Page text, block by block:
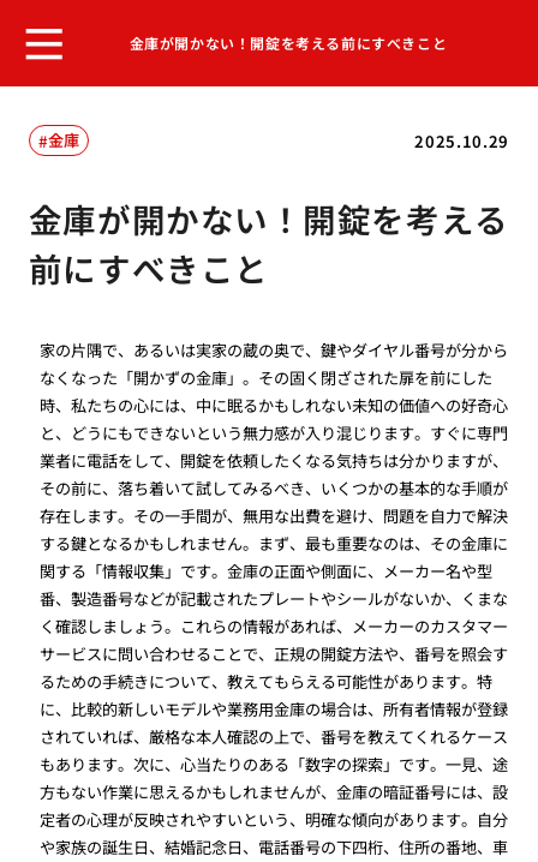
金庫が開かない！開錠を考える前にすべきこと
2025.10.29
金庫
金庫が開かない！開錠を考える
前にすべきこと
家の片隅で、あるいは実家の蔵の奥で、鍵やダイヤル番号が分から
なくなった「開かずの金庫」。その固く閉ざされた扉を前にした
時、私たちの心には、中に眠るかもしれない未知の価値への好奇心
と、どうにもできないという無力感が入り混じります。すぐに専門
業者に電話をして、開錠を依頼したくなる気持ちは分かりますが、
その前に、落ち着いて試してみるべき、いくつかの基本的な手順が
存在します。その一手間が、無用な出費を避け、問題を自力で解決
する鍵となるかもしれません。まず、最も重要なのは、その金庫に
関する「情報収集」です。金庫の正面や側面に、メーカー名や型
番、製造番号などが記載されたプレートやシールがないか、くまな
く確認しましょう。これらの情報があれば、メーカーのカスタマー
サービスに問い合わせることで、正規の開錠方法や、番号を照会す
るための手続きについて、教えてもらえる可能性があります。特
に、比較的新しいモデルや業務用金庫の場合は、所有者情報が登録
されていれば、厳格な本人確認の上で、番号を教えてくれるケース
もあります。次に、心当たりのある「数字の探索」です。一見、途
方もない作業に思えるかもしれませんが、金庫の暗証番号には、設
定者の心理が反映されやすいという、明確な傾向があります。自分
や家族の誕生日、結婚記念日、電話番号の下四桁、住所の番地、車